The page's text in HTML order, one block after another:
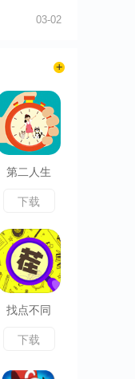
03-02
第二人生
下载
找点不同
下载